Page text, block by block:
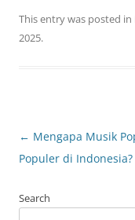
This entry was posted in
2025.
Post
navigation
← Mengapa Musik
Populer di Indonesia?
Search